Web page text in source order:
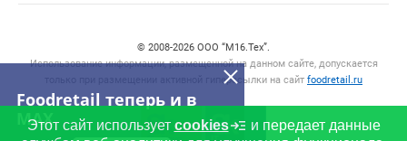
Foodretail теперь и в
MAX
© 2008‑2026 ООО “М16.Тех”.
Использование информации, размещенной на данном сайте, допускается
только при размещении активной гиперссылки на сайт foodretail.ru
Этот сайт использует cookies
и передает данные